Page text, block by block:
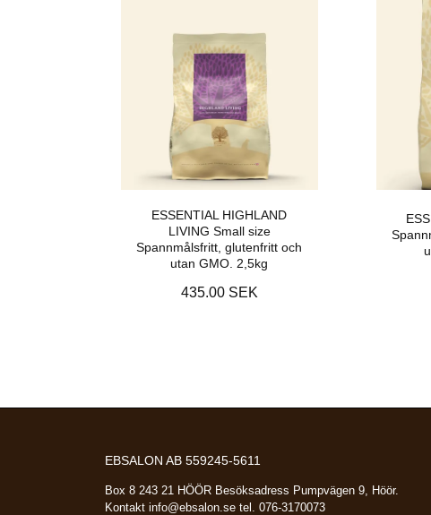
ESSENTIAL HIGHLAND
LIVING Small size
Spannmålsfritt, glutenfritt och
utan GMO. 2,5kg
435.00 SEK
EBSALON AB 559245-5611
Box 8 243 21 HÖÖR Besöksadress Pumpvägen 9, Höör.
Kontakt info@ebsalon.se tel. 076-3170073